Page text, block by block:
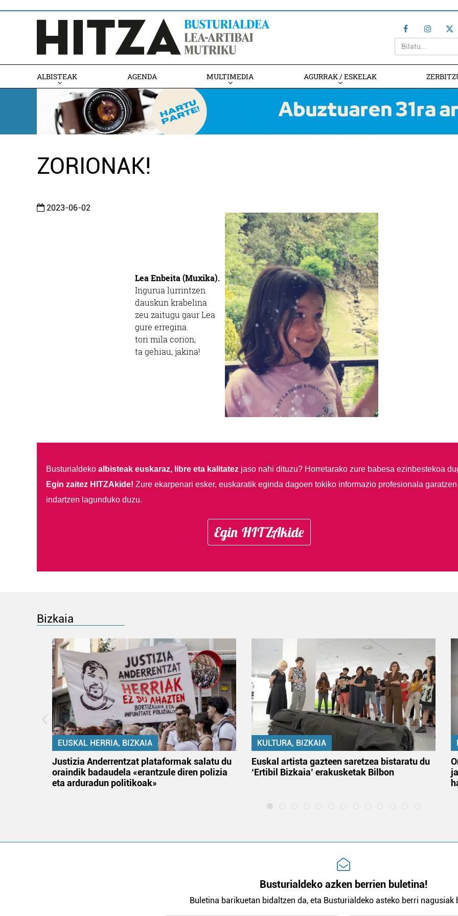
ALBISTEAK AGENDA MULTIMEDIA AGURRAK / ESKELAK
ZORIONAK!
2023-06-02
Lea Enbeita (Muxika).
Ingurua lurrintzen
dauskun krabelina
zeu zaitugu gaur Lea
gure erregina.
tori mila corion,
ta gehiau, jakina!
Busturialdeko albisteak euskaraz, libre eta kalitatezjaso nahi dituzu? Horretarako zure babesa ezinbestekoa
Egin zaitez HITZAkide! Zure ekarpenari esker, euskaratik eginda dagoen tokiko informazio profesionala garatzen
indartzen lagunduko duzu.
Egin HITZAkide
Bizkaia
EUSKAL HERRIA, BIZKAIA
Justizia Anderrentzat plataformak salatu du
oraindik badaudela «erantzule diren polizia
eta arduradun politikoak»
KULTURA, BIZKAIA
Euskal artista gazteen saretzea bistaratu du
‘Ertibil Bizkaia’ erakusketak Bilbon
Busturialdeko azken berrien buletina!
Buletina barikuetan bidaltzen da, eta Busturialdeko asteko berri nagusiak